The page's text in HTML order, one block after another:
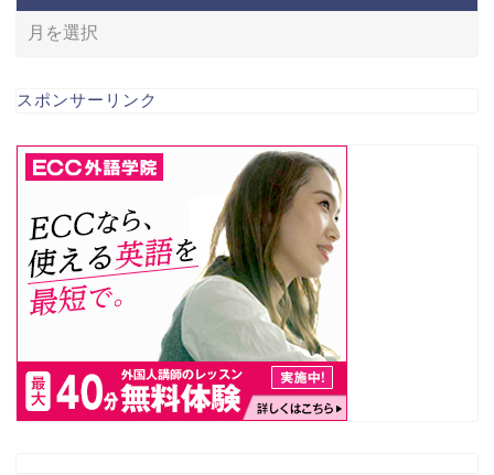
スポンサーリンク